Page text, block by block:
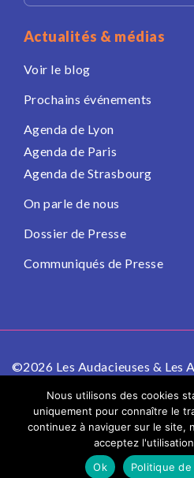
Actualités & médias
Voir le blog
Prochains événements
Agenda de Lyon
Agenda de Paris
Agenda de Strasbourg
On parle de nous
Dossier de Presse
Communiqués de Presse
©2026 Les Audacieuses & Les
Politique de confidentialité
Nous utilisons des cookies
uniquement pour connaître le
continuez à naviguer sur le site,
acceptez
Ok
Politique